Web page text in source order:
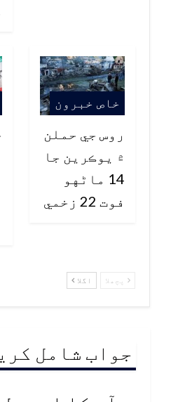
خاص خبرون
روس جي حملن
۾ يوڪرين جا
14 ماڻهو
فوت 22 زخمي
پچھلا اگلا
جواب شامل